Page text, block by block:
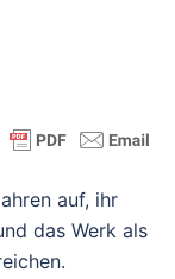
auf, ihr
das Werk als